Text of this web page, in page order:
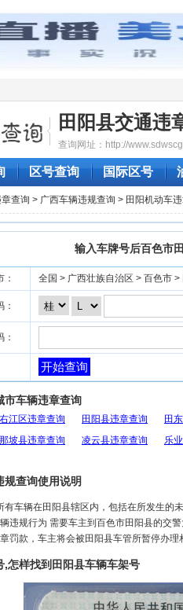
田阳县交通违
查询网址：http://
区号查询 国际区号
查询 > 广西车辆违规查询 > 田阳机动车
输入车牌号后百色市
全国 > 广西壮族自治区 > 百色市 >
开始查询
市车辆违章查询
右江区违章查询 田阳县违章查询 田
那坡县违章查询 凌云县违章查询 乐
规查询使用说明
有车辆在田阳县辖区内，包括在所发生的
违规行为 需要车主到百色市田阳县的交
罚款，车主将会被田阳县车管所暂停办理
,怎样找到田阳县车辆车架号